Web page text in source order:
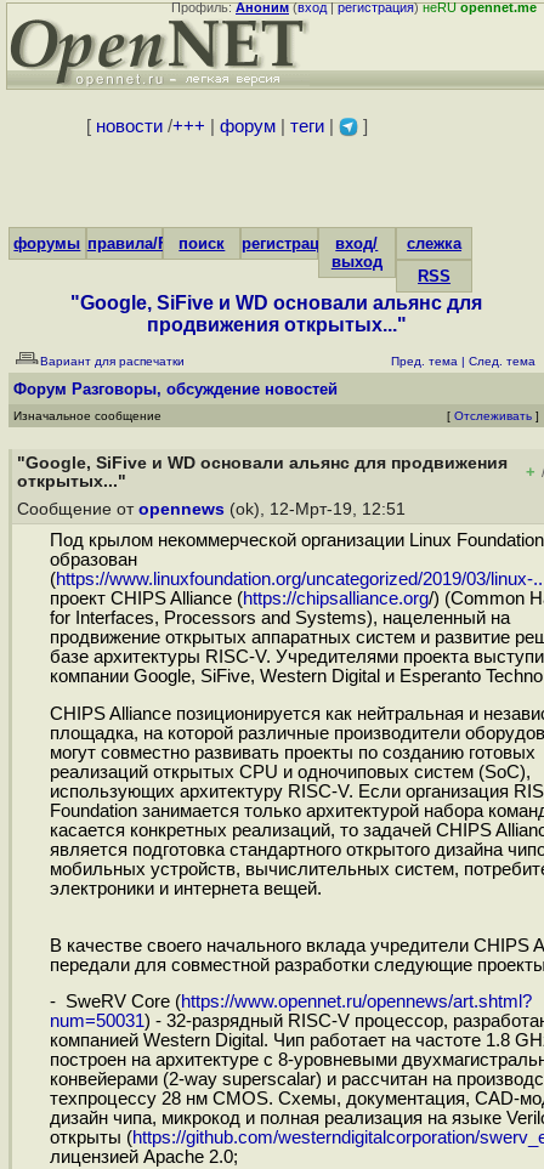
Профиль:Аноним(вход|регистрация)неRUopennet.me
[ новости/+++ форум| теги| ]
форумы правила/FAQпоиск регистрациявход/
выход
слежка
RSS
"Google, SiFive и WD основали альянс для
продвижения открытых..."
Вариант для распечатки Пред. тема | След. тема
Форум Разговоры, обсуждение новостей
Изначальное сообщение [ Отслеживать ]
"Google, SiFive и WD основали альянс для продвижения
открытых..."
+ /
Сообщение от opennews (ok), 12-Мрт-19, 12:51
Под крылом некоммерческой организации Linux Foundation
образован
(https://www.linuxfoundation.org/uncategorized/2019/03/linux-
проект CHIPS Alliance (https://chipsalliance.org/) (Common
for Interfaces, Processors and Systems), нацеленный на
продвижение открытых аппаратных систем и развитие
базе архитектуры RISC-V. Учредителями проекта
компании Google, SiFive, Western Digital и Esperanto
CHIPS Alliance позиционируется как нейтральная и
площадка, на которой различные производители
могут совместно развивать проекты по созданию готовых
реализаций открытых CPU и одночиповых систем (SoC),
использующих архитектуру RISC-V. Если организация
Foundation занимается только архитектурой набора
касается конкретных реализаций, то задачей CHIPS
является подготовка стандартного открытого дизайна
мобильных устройств, вычислительных систем,
электроники и интернета вещей.
В качестве своего начального вклада учредители CHIPS
передали для совместной разработки следующие
- SweRV Core (https://www.opennet.ru/opennews/art.shtml?
num=50031) - 32-разрядный RISC-V процессор,
компанией Western Digital. Чип работает на частоте 1.8
построен на архитектуре с 8-уровневыми
конвейерами (2-way superscalar) и рассчитан на
техпроцессу 28 нм CMOS. Cхемы, документация, CAD-
дизайн чипа, микрокод и полная реализация на языке
открыты (https://github.com/westerndigitalcorporation/
лицензией Apache 2.0;